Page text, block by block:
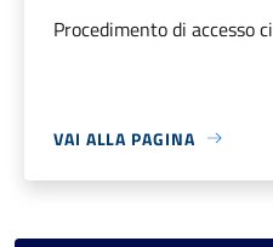
Procedimento di accesso
VAI ALLA PAGINA